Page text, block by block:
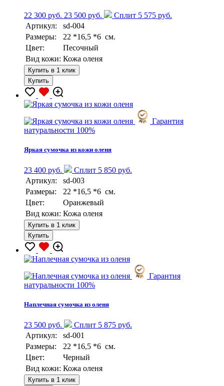
22 300 руб. 23 500 руб.
Сплит 5 575 руб.
Артикул:
sd-004
Размеры:
22 *16,5 *6 см.
Цвет:
Песочный
Вид кожи: Кожа оленя
Купить в 1 клик
Купить
Гарантия
натуральности 100%
Яркая сумочка из кожи оленя
23 400 руб.
Сплит 5 850 руб.
Артикул:
sd-003
Размеры:
22 *16,5 *6 см.
Цвет:
Оранжевый
Вид кожи: Кожа оленя
Купить в 1 клик
Купить
Гарантия
натуральности 100%
Наплечная сумочка из оленя
23 500 руб.
Сплит 5 875 руб.
Артикул:
sd-001
Размеры:
22 *16,5 *6 см.
Цвет:
Черный
Вид кожи: Кожа оленя
Купить в 1 клик